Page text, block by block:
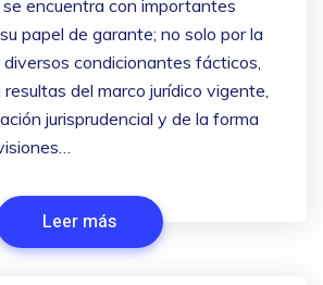
encuentra con importantes
papel de garante; no solo por la
condicionantes fácticos,
del marco jurídico vigente,
jurisprudencial y de la forma
Leer más